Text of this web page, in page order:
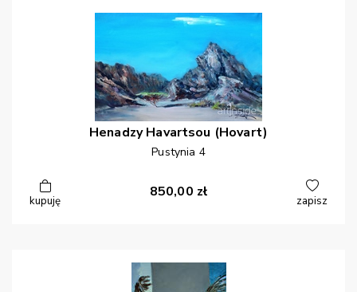
Henadzy Havartsou (Hovart)
Pustynia 4
kupuję
850,00 zł
zapisz